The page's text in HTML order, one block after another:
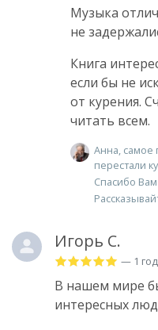
Музыка
не
Книга
если бы не
от курения.
читать всем.
Анна, самое
перестали
Спасибо
Игорь С.
— 1
В нашем мире
интересных